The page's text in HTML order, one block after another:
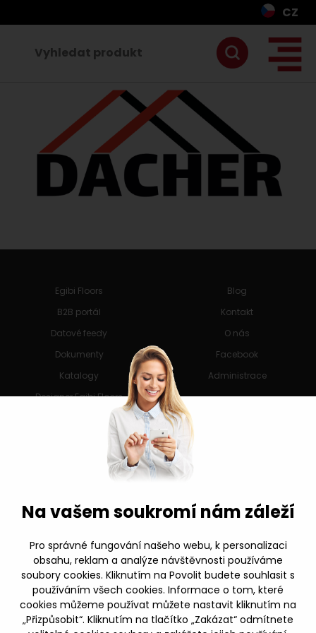
CZ
Egibi Floors
B2B portál
Datové feedy
Dokumenty
Katalogy
Designer Egibi Floors
Nastavení cookies
Blog
Kontakt
O nás
Facebook
Administrace
Mám zájem o spolupráci
Eko-Kom
Certifikát spolehlivá firma
Reklamační řád
Reklamační protokol (PDF)
Facebook
Na vašem soukromí nám záleží
Pro správné fungování našeho webu, k personalizaci
obsahu, reklam a analýze návštěvnosti používáme
soubory cookies. Kliknutím na Povolit budete souhlasit s
používáním všech cookies. Informace o tom, které
cookies můžeme používat můžete nastavit kliknutím na
„Přizpůsobit“. Kliknutím na tlačítko „Zakázat“ odmítnete